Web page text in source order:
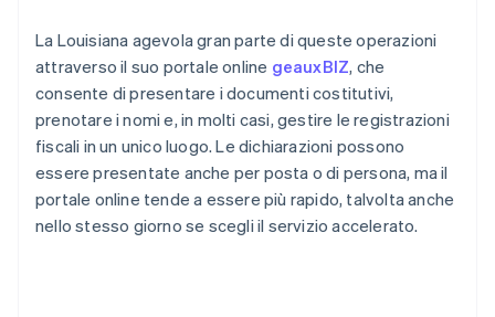
La Louisiana agevola gran parte di queste operazioni
attraverso il suo portale online geauxBIZ, che
consente di presentare i documenti costitutivi,
prenotare i nomi e, in molti casi, gestire le registrazioni
fiscali in un unico luogo. Le dichiarazioni possono
essere presentate anche per posta o di persona, ma il
portale online tende a essere più rapido, talvolta anche
nello stesso giorno se scegli il servizio accelerato.